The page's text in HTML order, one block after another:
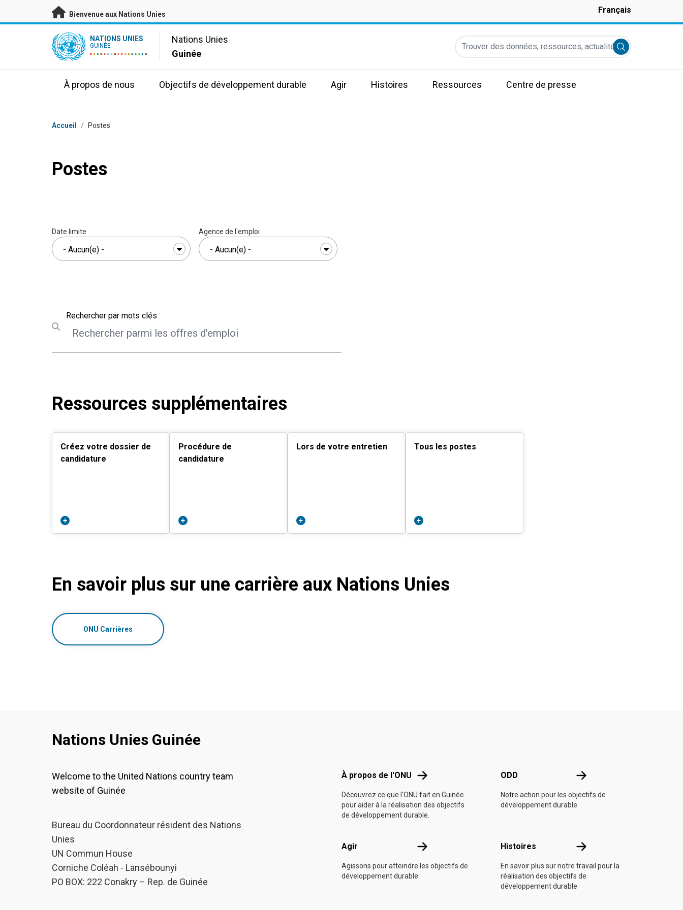
Passer au contenu principal
Bienvenue aux Nations Unies Français
UN Logo NATIONS UNIES
GUINÉE
Nations Unies
Guinée
Trouver des données, ressources, actualités et autres
Submit search
À propos de nous Objectifs de développement durable Agir Histoires Ressources Centre de presse
Fil d'Ariane
Accueil / Postes
Postes
Date limite Agence de l'emploi
Submit search
Rechercher par mots clés
Ressources supplémentaires
Créez votre dossier de
candidature
Procédure de
candidature
Lors de votre entretien Tous les postes
En savoir plus sur une carrière aux Nations Unies
ONU Carrières
Nations Unies Guinée
Welcome to the United Nations country team
website of Guinée
Bureau du Coordonnateur résident des Nations
Unies
UN Commun House
Corniche Coléah - Lansébounyi
PO BOX: 222 Conakry – Rep. de Guinée
À propos de l'ONU À propos de l'ONU
Découvrez ce que l'ONU fait en Guinée
pour aider à la réalisation des objectifs
de développement durable.
ODD ODD
Notre action pour les objectifs de
développement durable
Agir Agir
Agissons pour atteindre les objectifs de
développement durable
Histoires Histoires
En savoir plus sur notre travail pour la
réalisation des objectifs de
développement durable